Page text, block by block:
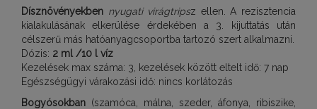
Dísznövényekben nyugati virágtripsz ellen. A rezisztencia
kialakulásának elkerülése érdekében a 3. kijuttatás után
célszerű más hatóanyagcsoportba tartozó szert alkalmazni.
Dózis: 2 ml /10 l víz
Kezelések max száma: 3, kezelések között eltelt idő: 7 nap
Egészségügyi várakozási idő: nincs korlátozás
Bogyósokban (szamóca, málna, szeder, áfonya, ribiszike,